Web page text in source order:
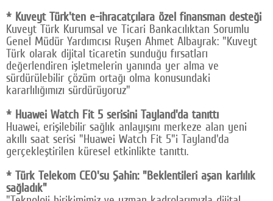
* Kuveyt Türk'ten e-ihracatçılara özel finansman desteği
Kuveyt Türk Kurumsal ve Ticari Bankacılıktan Sorumlu
Genel Müdür Yardımcısı Ruşen Ahmet Albayrak: "Kuveyt
Türk olarak dijital ticaretin sunduğu fırsatları
değerlendiren işletmelerin yanında yer alma ve
sürdürülebilir çözüm ortağı olma konusundaki
kararlılığımızı sürdürüyoruz"
* Huawei Watch Fit 5 serisini Tayland'da tanıttı
Huawei, erişilebilir sağlık anlayışını merkeze alan yeni
akıllı saat serisi "Huawei Watch Fit 5"i Tayland'da
gerçekleştirilen küresel etkinlikte tanıttı.
* Türk Telekom CEO'su Şahin: "Beklentileri aşan karlılık
sağladık"